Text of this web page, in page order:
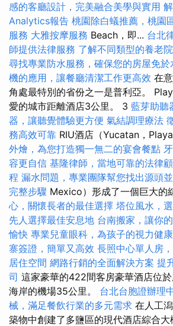
感的客廳設計，完美融合美學與實用
Analytics報告 桃園除白蟻推薦，桃園
服務 大雅按摩服務 Beach，即... 台北
師提供法律服務 了解不同類型的養老
尋找專業防水服務，確保您的房屋免於
機的應用，讓餐廳清潔工作更高效 在
角處最特別的省份之一是普利亞。
愛的城市距離酒店3公里。 3 藍芽助聽
器，讓聽覺體驗更方便 氣結調理療法
務高效可靠 RIU酒店（Yucatan，
外燴，為您打造獨一無二的宴會餐點
容更自信 基隆律師，當地可靠的法律
程 漏水問題，專業團隊幫您找出源頭
完整步驟 Mexico）形成了一個巨大的
心，關懷長者的最佳選擇 塔位風水，
先人選擇最佳安息地 台南搬家，讓你
愉快 專業兒童眼科，為孩子的視力健
寨簽證，簡單又高效 長照中心單人房
居住空間 網路行銷的全面解決方案 提
司 這家豪華的422間客房豪華酒店位
海岸的機場35公里。 台北台胞證辦理
械，滿足餐飲行業的多元需求 在人工
築物中創建了多鹽區的現代酒店綜合